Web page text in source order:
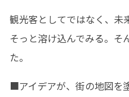
観光客としてではなく、未
そっと溶け込んでみる。そ
た。
■アイデアが、街の地図を